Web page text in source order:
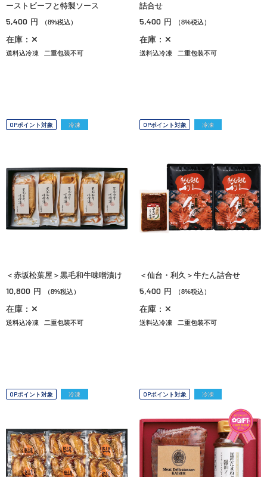
ーストビーフと特製ソース
5,400 円 （8%税込）
在庫：✕
送料込冷凍 二重包装不可
詰合せ
5,400 円 （8%税込）
在庫：✕
送料込冷凍 二重包装不可
OPポイント対象 冷凍
＜赤坂松葉屋＞黒毛和牛味噌漬け
10,800 円 （8%税込）
在庫：✕
送料込冷凍 二重包装不可
OPポイント対象 冷凍
＜仙台・利久＞牛たん詰合せ
5,400 円 （8%税込）
在庫：✕
送料込冷凍 二重包装不可
OPポイント対象 冷凍 OPポイント対象 冷凍